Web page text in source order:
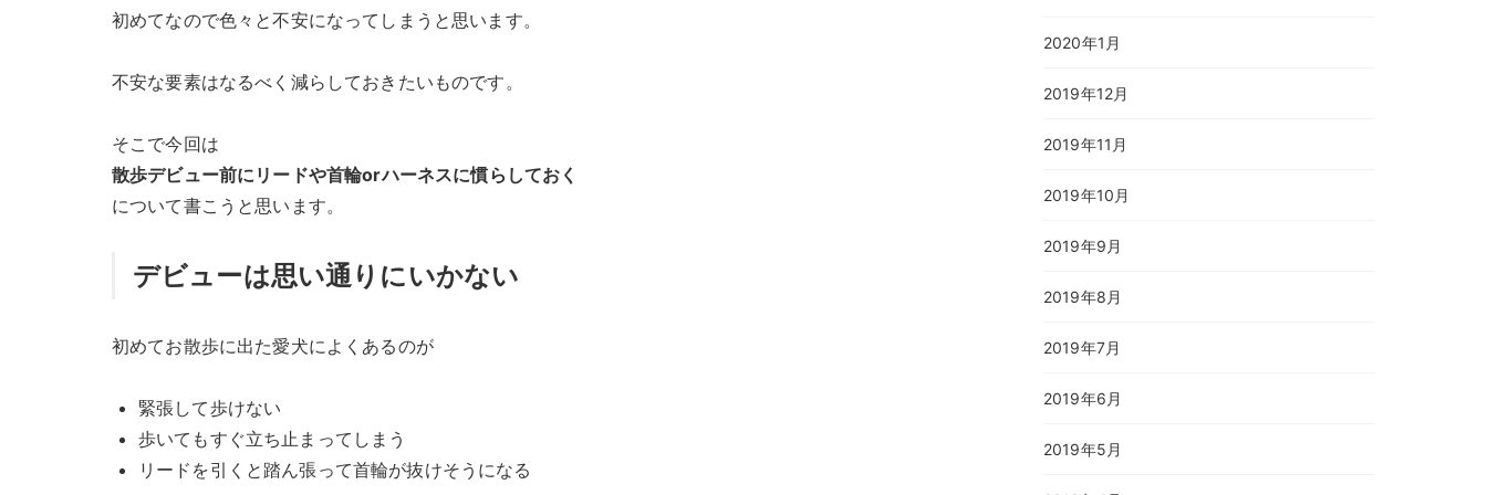
初めてなので色々と不安になってしまうと思います。
不安な要素はなるべく減らしておきたいものです。
そこで今回は
散歩デビュー前にリードや首輪orハーネスに慣らしておく
について書こうと思います。
デビューは思い通りにいかない
初めてお散歩に出た愛犬によくあるのが
緊張して歩けない
歩いてもすぐ立ち止まってしまう
リードを引くと踏ん張って首輪が抜けそうになる
2020年1月
2019年12月
2019年11月
2019年10月
2019年9月
2019年8月
2019年7月
2019年6月
2019年5月